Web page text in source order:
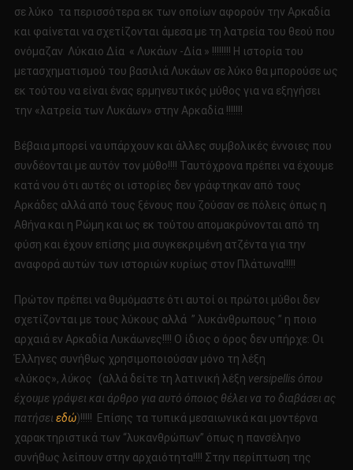
σε λύκο τα περισσότερα εκ των οποίων αφορούν την Αρκαδία
και φαίνεται να σχετίζονται άμεσα με τη λατρεία του θεού που
ονόμαζαν Λύκαιο Δία « Λυκάων -Δία » !!!!!!!! Η ιστορία του
μετασχηματισμού του βασιλιά Λυκάων σε λύκο θα μπορούσε ως
εκ τούτου να είναι ένας ερμηνευτικός μύθος για να εξηγήσει
την «λατρεία των Λυκάων» στην Αρκαδία !!!!!!!
Βέβαια μπορεί να υπάρχουν και άλλες συμβολικές έννοιες που
συνδέονται με αυτόν τον μύθο!!!! Ταυτόχρονα πρέπει να έχουμε
κατά νου ότι αυτές οι ιστορίες δεν γράφτηκαν από τους
Αρκάδες αλλά από τους ξένους που ζούσαν σε πόλεις όπως η
Αθήνα και η Ρώμη και ως εκ τούτου απομακρύνονται από τη
φύση και έχουν επίσης μια συγκεκριμένη ατζέντα για την
αναφορά αυτών των ιστοριών κυρίως στον Πλάτωνα!!!!!
Πρώτον πρέπει να θυμόμαστε ότι αυτοί οι πρώτοι μύθοι δεν
σχετίζονται με τους λύκους αλλά ” λυκάνθρωπους ” η ποιο
αρχαιά εν Αρκαδία Λυκάωνες!!!! Ο ίδιος ο όρος δεν υπήρχε: Οι
Έλληνες συνήθως χρησιμοποιούσαν μόνο τη λέξη
«λύκος», λύκος(αλλά δείτε τη λατινική λέξη versipellis όπου
έχουμε γράψει και άρθρο για αυτό όποιος θέλει να το διαβάσει ας
πατήσει εδώ)!!!!! Επίσης τα τυπικά μεσαιωνικά και μοντέρνα
χαρακτηριστικά των “λυκανθρώπων” όπως η πανσέληνο
συνήθως λείπουν στην αρχαιότητα!!!! Στην περίπτωση της